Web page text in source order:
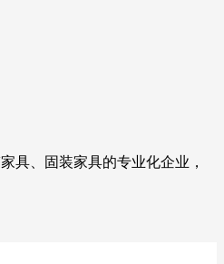
具、固装家具的专业化企业，